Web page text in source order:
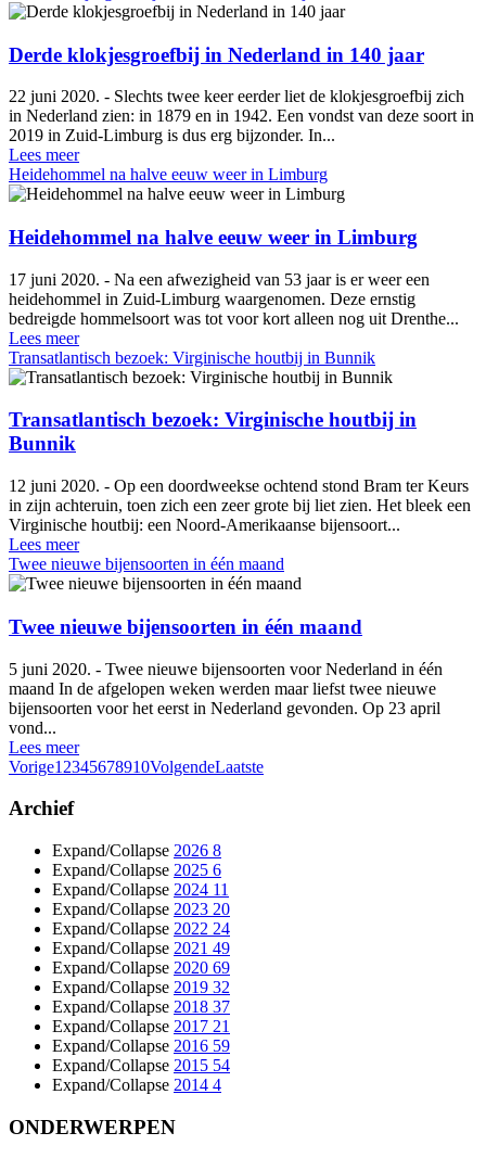
Derde klokjesgroefbij in Nederland in 140 jaar
22 juni 2020. - Slechts twee keer eerder liet de klokjesgroefbij zich
in Nederland zien: in 1879 en in 1942. Een vondst van deze soort in
2019 in Zuid-Limburg is dus erg bijzonder. In...
Lees meer
Heidehommel na halve eeuw weer in Limburg
Heidehommel na halve eeuw weer in Limburg
17 juni 2020. - Na een afwezigheid van 53 jaar is er weer een
heidehommel in Zuid-Limburg waargenomen. Deze ernstig
bedreigde hommelsoort was tot voor kort alleen nog uit Drenthe...
Lees meer
Transatlantisch bezoek: Virginische houtbij in Bunnik
Transatlantisch bezoek: Virginische houtbij in
Bunnik
12 juni 2020. - Op een doordweekse ochtend stond Bram ter Keurs
in zijn achteruin, toen zich een zeer grote bij liet zien. Het bleek een
Virginische houtbij: een Noord-Amerikaanse bijensoort...
Lees meer
Twee nieuwe bijensoorten in één maand
Twee nieuwe bijensoorten in één maand
5 juni 2020. - Twee nieuwe bijensoorten voor Nederland in één
maand In de afgelopen weken werden maar liefst twee nieuwe
bijensoorten voor het eerst in Nederland gevonden. Op 23 april
vond...
Lees meer
Vorige1 2345678910VolgendeLaatste
Archief
Expand/Collapse 2026 8
Expand/Collapse 2025 6
Expand/Collapse 2024 11
Expand/Collapse 2023 20
Expand/Collapse 2022 24
Expand/Collapse 2021 49
Expand/Collapse 2020 69
Expand/Collapse 2019 32
Expand/Collapse 2018 37
Expand/Collapse 2017 21
Expand/Collapse 2016 59
Expand/Collapse 2015 54
Expand/Collapse 2014 4
ONDERWERPEN